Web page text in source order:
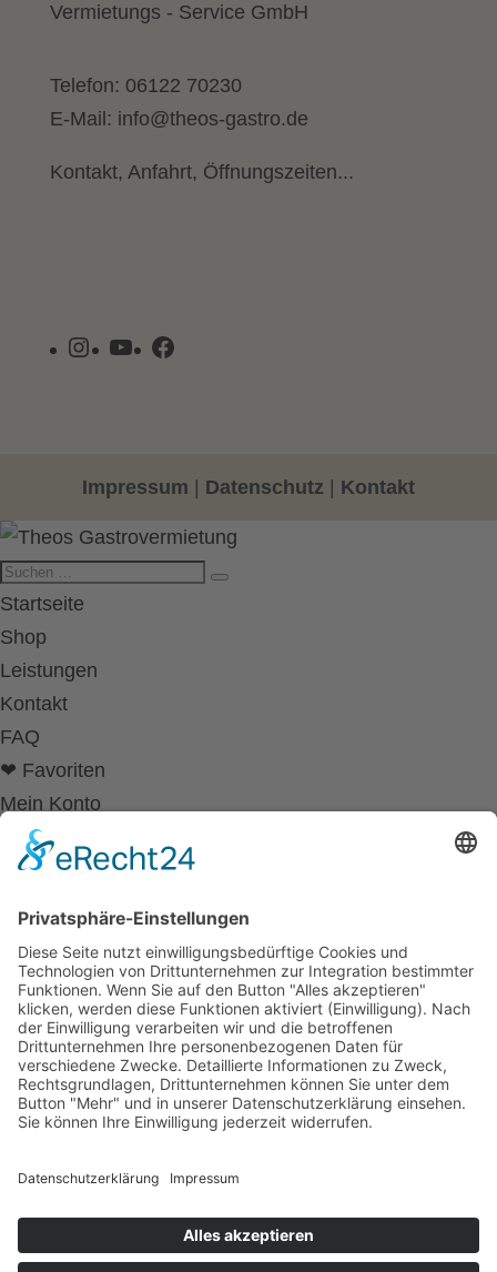
Vermietungs - Service GmbH
Telefon: 06122 70230
E-Mail: info@theos-gastro.de
Kontakt, Anfahrt, Öffnungszeiten...
Instagram
YouTubeFacebook
Impressum Datenschutz Kontakt
Startseite
Shop
Leistungen
Kontakt
FAQ
❤ Favoriten
Mein Konto
Betriebsferien
Wir befinden uns vom
19.12.2025 bis einschließlich 07.01.2026
in unseren Betriebsferien.
In dieser Zeit werden Anfragen
kann es zu Verzögerungen bei der
Beantwortung kommen.